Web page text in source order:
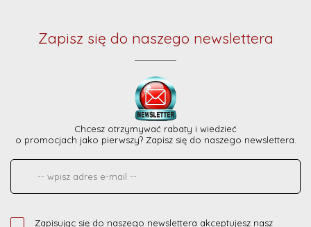
Zapisz się do naszego newslettera
Chcesz otrzymywać rabaty i wiedzieć
o promocjach jako pierwszy? Zapisz się do naszego newslettera.
Zapisując się do naszego newslettera akceptujesz nasz